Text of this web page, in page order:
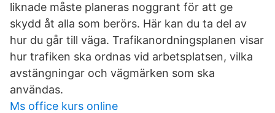
liknade måste planeras noggrant för att ge
skydd åt alla som berörs. Här kan du ta del av
hur du går till väga. Trafikanordningsplanen visar
hur trafiken ska ordnas vid arbetsplatsen, vilka
avstängningar och vägmärken som ska
användas.
Ms office kurs online